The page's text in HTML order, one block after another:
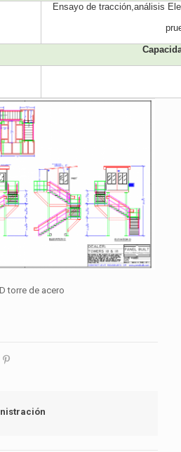
Ensayo de tracción,análisis
torre de acero